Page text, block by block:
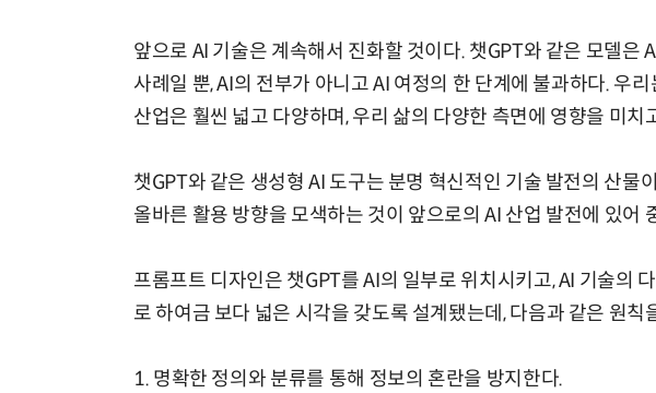
앞으로 AI 기술은 계속해서 진화할 것이다. 챗GPT와 같은 모델은
사례일 뿐, AI의 전부가 아니고 AI 여정의 한 단계에 불과하다. 우
산업은 훨씬 넓고 다양하며, 우리 삶의 다양한 측면에 영향을 미치
챗GPT와 같은 생성형 AI 도구는 분명 혁신적인 기술 발전의 산물
올바른 활용 방향을 모색하는 것이 앞으로의 AI 산업 발전에 있어
프롬프트 디자인은 챗GPT를 AI의 일부로 위치시키고, AI 기술의
로 하여금 보다 넓은 시각을 갖도록 설계됐는데, 다음과 같은 원칙
1. 명확한 정의와 분류를 통해 정보의 혼란을 방지한다.
거미줄 쏘고 자동 회수까지…현실판 스파이더맨 웹 슈터